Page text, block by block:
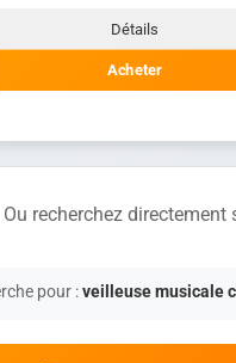
Détails
Acheter
Ou recherchez directement
pour :veilleuse musicale